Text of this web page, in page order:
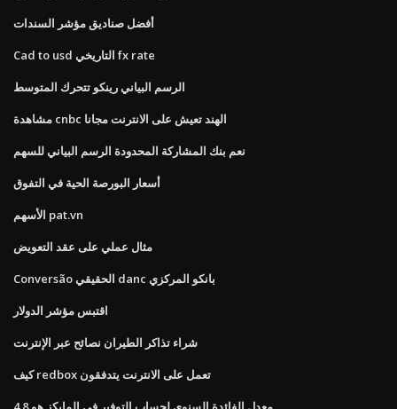
أفضل صناديق مؤشر السندات
Cad to usd التاريخي fx rate
الرسم البياني رينكو تتحرك المتوسط
مشاهدة cnbc الهند تعيش على الانترنت مجانا
نعم بنك المشاركة المحدودة الرسم البياني للسهم
أسعار البورصة الحية في التفوق
الأسهم pat.vn
مثال عملي على عقد التعويض
Conversão الحقيقي danc بانكو المركزي
اقتبس مؤشر الدولار
شراء تذاكر الطيران نصائح عبر الإنترنت
كيف redbox تعمل على الانترنت يتدفقون